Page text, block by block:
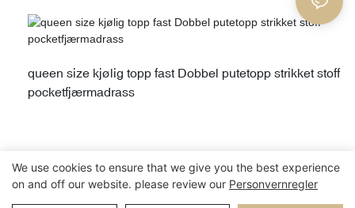
queen size kjølig topp fast Dobbel putetopp strikket stoff
pocketfjærmadrass
1 2 3
We use cookies to ensure that we give you the best experience
on and off our website. please review our Personvernregler